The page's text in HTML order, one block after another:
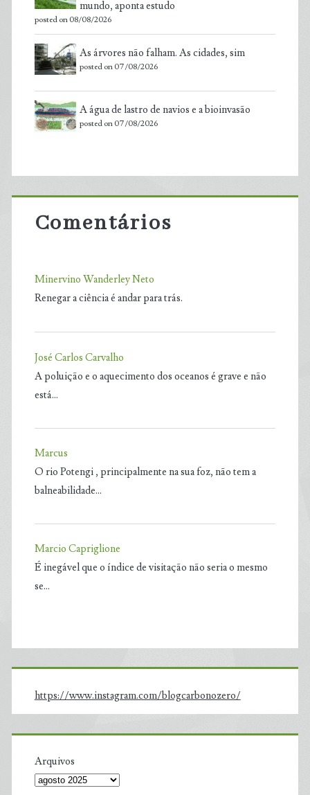
mundo, aponta estudo
posted on 08/08/2026
As árvores não falham. As cidades, sim
posted on 07/08/2026
A água de lastro de navios e a bioinvasão
posted on 07/08/2026
Comentários
Minervino Wanderley Neto
Renegar a ciência é andar para trás.
José Carlos Carvalho
A poluição e o aquecimento dos oceanos é grave e não
está…
Marcus
O rio Potengi , principalmente na sua foz, não tem a
balneabilidade…
Marcio Capriglione
É inegável que o índice de visitação não seria o mesmo
se…
https://www.instagram.com/blogcarbonozero/
Arquivos